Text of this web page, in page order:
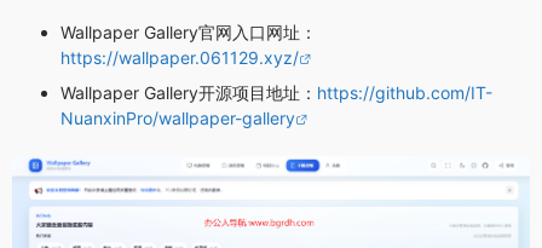
Wallpaper Gallery官网入口网址：
https://wallpaper.061129.xyz/
Wallpaper Gallery开源项目地址： https://github.com/IT-
NuanxinPro/wallpaper-gallery